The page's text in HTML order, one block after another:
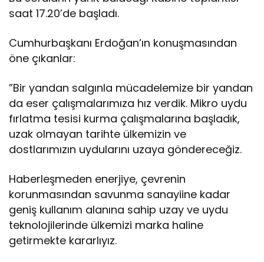
saat 17.20’de başladı.
Cumhurbaşkanı Erdoğan’ın konuşmasından
öne çıkanlar:
”Bir yandan salgınla mücadelemize bir yandan
da eser çalışmalarımıza hız verdik. Mikro uydu
fırlatma tesisi kurma çalışmalarına başladık,
uzak olmayan tarihte ülkemizin ve
dostlarımızın uydularını uzaya göndereceğiz.
Haberleşmeden enerjiye, çevrenin
korunmasından savunma sanayiine kadar
geniş kullanım alanına sahip uzay ve uydu
teknolojilerinde ülkemizi marka haline
getirmekte kararlıyız.